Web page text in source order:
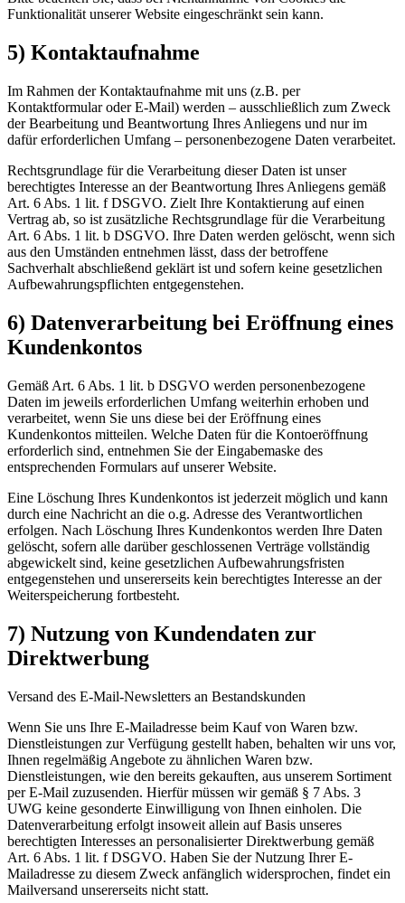
Funktionalität unserer Website eingeschränkt sein kann.
5) Kontaktaufnahme
Im Rahmen der Kontaktaufnahme mit uns (z.B. per
Kontaktformular oder E-Mail) werden – ausschließlich zum Zweck
der Bearbeitung und Beantwortung Ihres Anliegens und nur im
dafür erforderlichen Umfang – personenbezogene Daten verarbeitet.
Rechtsgrundlage für die Verarbeitung dieser Daten ist unser
berechtigtes Interesse an der Beantwortung Ihres Anliegens gemäß
Art. 6 Abs. 1 lit. f DSGVO. Zielt Ihre Kontaktierung auf einen
Vertrag ab, so ist zusätzliche Rechtsgrundlage für die Verarbeitung
Art. 6 Abs. 1 lit. b DSGVO. Ihre Daten werden gelöscht, wenn sich
aus den Umständen entnehmen lässt, dass der betroffene
Sachverhalt abschließend geklärt ist und sofern keine gesetzlichen
Aufbewahrungspflichten entgegenstehen.
6) Datenverarbeitung bei Eröffnung eines
Kundenkontos
Gemäß Art. 6 Abs. 1 lit. b DSGVO werden personenbezogene
Daten im jeweils erforderlichen Umfang weiterhin erhoben und
verarbeitet, wenn Sie uns diese bei der Eröffnung eines
Kundenkontos mitteilen. Welche Daten für die Kontoeröffnung
erforderlich sind, entnehmen Sie der Eingabemaske des
entsprechenden Formulars auf unserer Website.
Eine Löschung Ihres Kundenkontos ist jederzeit möglich und kann
durch eine Nachricht an die o.g. Adresse des Verantwortlichen
erfolgen. Nach Löschung Ihres Kundenkontos werden Ihre Daten
gelöscht, sofern alle darüber geschlossenen Verträge vollständig
abgewickelt sind, keine gesetzlichen Aufbewahrungsfristen
entgegenstehen und unsererseits kein berechtigtes Interesse an der
Weiterspeicherung fortbesteht.
7) Nutzung von Kundendaten zur
Direktwerbung
Versand des E-Mail-Newsletters an Bestandskunden
Wenn Sie uns Ihre E-Mailadresse beim Kauf von Waren bzw.
Dienstleistungen zur Verfügung gestellt haben, behalten wir uns vor,
Ihnen regelmäßig Angebote zu ähnlichen Waren bzw.
Dienstleistungen, wie den bereits gekauften, aus unserem Sortiment
per E-Mail zuzusenden. Hierfür müssen wir gemäß § 7 Abs. 3
UWG keine gesonderte Einwilligung von Ihnen einholen. Die
Datenverarbeitung erfolgt insoweit allein auf Basis unseres
berechtigten Interesses an personalisierter Direktwerbung gemäß
Art. 6 Abs. 1 lit. f DSGVO. Haben Sie der Nutzung Ihrer E-
Mailadresse zu diesem Zweck anfänglich widersprochen, findet ein
Mailversand unsererseits nicht statt.